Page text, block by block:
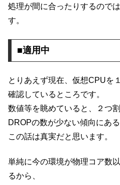
処理が間に合ったりするので
す。
■適用中
とりあえず現在、仮想CPUを
確認しているところです。
数値等を眺めていると、２つ
DROPの数が少ない傾向にある
この話は真実だと思います。
単純に今の環境が物理コア数
るから、